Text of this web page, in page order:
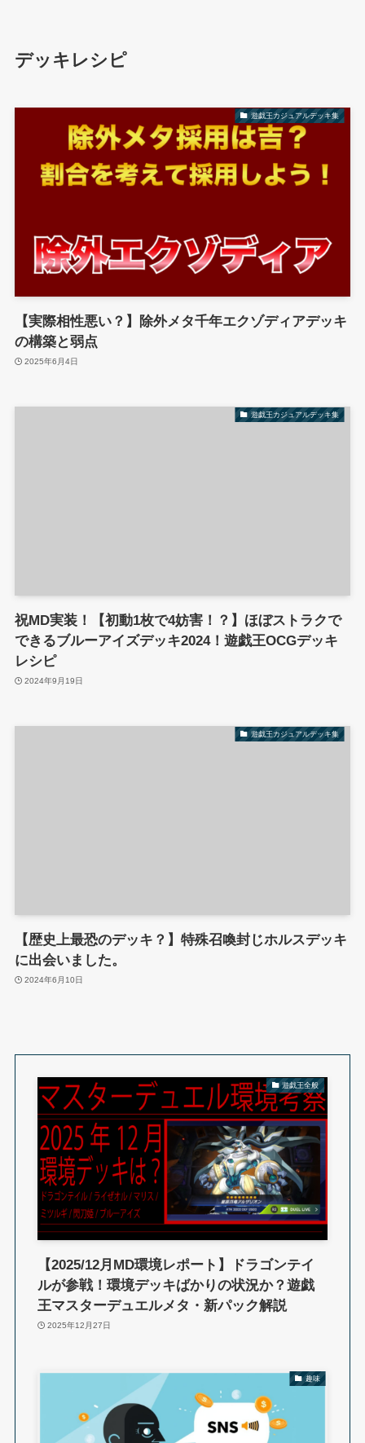
デッキレシピ
遊戯王カジュアルデッキ集
【実際相性悪い？】除外メタ千年エクゾディアデッキ
の構築と弱点
2025年6月4日
遊戯王カジュアルデッキ集
祝MD実装！【初動1枚で4妨害！？】ほぼストラクで
できるブルーアイズデッキ2024！遊戯王OCGデッキ
レシピ
2024年9月19日
遊戯王カジュアルデッキ集
【歴史上最恐のデッキ？】特殊召喚封じホルスデッキ
に出会いました。
2024年6月10日
遊戯王全般
【2025/12月MD環境レポート】ドラゴンテイ
ルが参戦！環境デッキばかりの状況か？遊戯
王マスターデュエルメタ・新パック解説
2025年12月27日
趣味